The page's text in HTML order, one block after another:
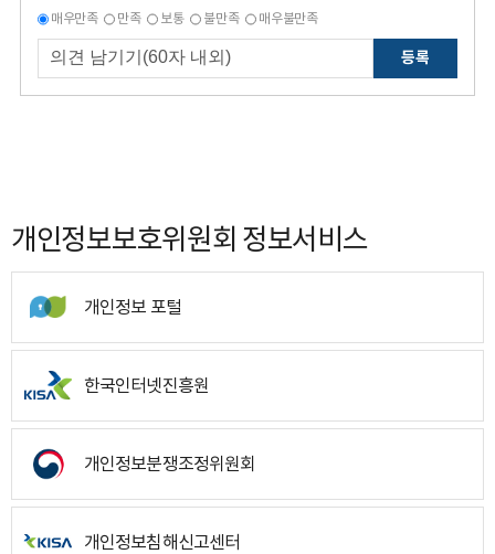
매우만족 만족 보통 불만족 매우불만족
등록
개인정보보호위원회 정보서비스
개인정보 포털
한국인터넷진흥원
개인정보분쟁조정위원회
개인정보침해신고센터